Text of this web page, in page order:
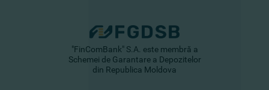
"FinComBank" S.A. este membră a
Schemei de Garantare a Depozitelor
din Republica Moldova